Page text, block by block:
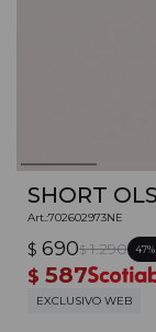
SHORT
702602973NE
$ 690$ 1.290 47
$ 587
EXCLUSIVO WEB